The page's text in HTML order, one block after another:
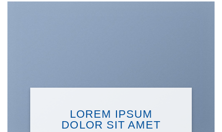
LOREM IPSUM
DOLOR SIT AMET